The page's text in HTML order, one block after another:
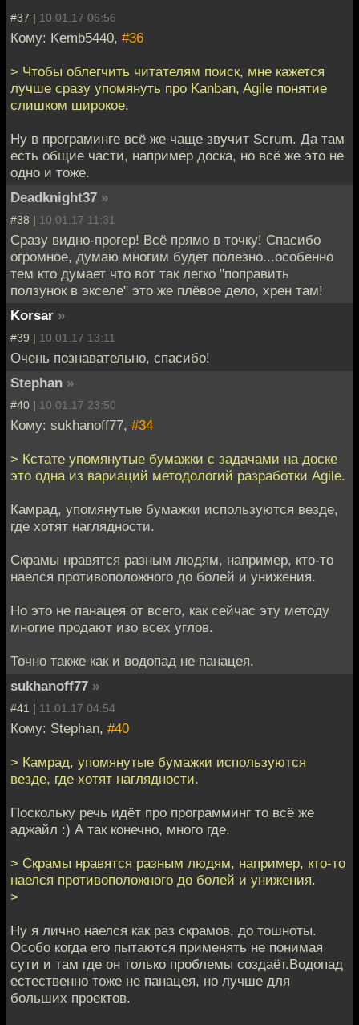
#37 | 10.01.17 06:56
Кому: Kemb5440, #36
> Чтобы облегчить читателям поиск, мне кажется
лучше сразу упомянуть про Kanban, Agile понятие
слишком широкое.
Ну в програминге всё же чаще звучит Scrum. Да там
есть общие части, например доска, но всё же это не
одно и тоже.
Deadknight37 »
#38 | 10.01.17 11:31
Сразу видно-прогер! Всё прямо в точку! Спасибо
огромное, думаю многим будет полезно...особенно
тем кто думает что вот так легко "поправить
ползунок в экселе" это же плёвое дело, хрен там!
Korsar »
#39 | 10.01.17 13:11
Очень познавательно, спасибо!
Stephan »
#40 | 10.01.17 23:50
Кому: sukhanoff77, #34
> Кстате упомянутые бумажки с задачами на доске
это одна из вариаций методологий разработки Agile.
Камрад, упомянутые бумажки используются везде,
где хотят наглядности.
Скрамы нравятся разным людям, например, кто-то
наелся противоположного до болей и унижения.
Но это не панацея от всего, как сейчас эту методу
многие продают изо всех углов.
Точно также как и водопад не панацея.
sukhanoff77 »
#41 | 11.01.17 04:54
Кому: Stephan, #40
> Камрад, упомянутые бумажки используются
везде, где хотят наглядности.
Поскольку речь идёт про программинг то всё же
аджайл :) А так конечно, много где.
> Скрамы нравятся разным людям, например, кто-то
наелся противоположного до болей и унижения.
>
Ну я лично наелся как раз скрамов, до тошноты.
Особо когда его пытаются применять не понимая
сути и там где он только проблемы создаёт.Водопад
естественно тоже не панацея, но лучше для
больших проектов.